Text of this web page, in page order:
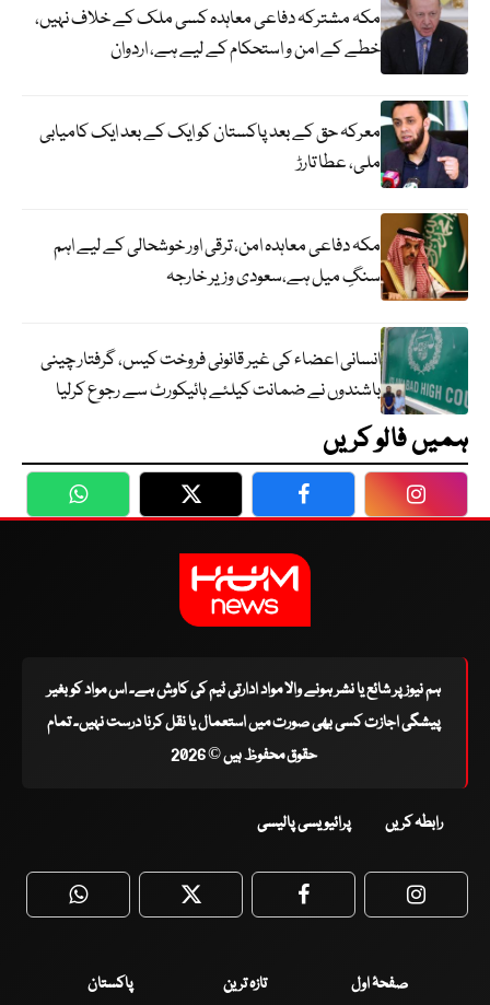
مکہ مشترکہ دفاعی معاہدہ کسی ملک کے خلاف نہیں،
خطے کے امن و استحکام کے لیے ہے، اردوان
معرکہ حق کے بعد پاکستان کو ایک کے بعد ایک کامیابی
ملی، عطا تارڑ
مکہ دفاعی معاہدہ امن، ترقی اور خوشحالی کے لیے اہم
سنگِ میل ہے،سعودی وزیر خارجہ
انسانی اعضاء کی غیر قانونی فروخت کیس، گرفتار چینی
باشندوں نے ضمانت کیلئے ہائیکورٹ سے رجوع کرلیا
ہمیں فالو کریں
WhatsApp Twitter Facebook
ہم نیوز پر شائع یا نشر ہونے والا مواد ادارتی ٹیم کی کاوش ہے۔ اس مواد کو بغیر
پیشگی اجازت کسی بھی صورت میں استعمال یا نقل کرنا درست نہیں۔ تمام
حقوق محفوظ ہیں © 2026
رابطہ کریں پرائیویسی پالیسی
WhatsApp Twitter Facebook
صفحۂ اول تازہ ترین
پاکستان